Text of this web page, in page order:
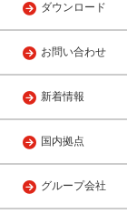
ダウンロード
お問い合わせ
新着情報
国内拠点
グループ会社